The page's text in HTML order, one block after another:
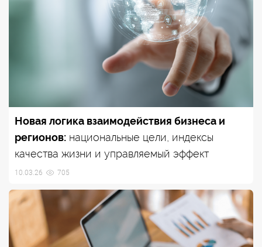
Новая логика взаимодействия бизнеса и
регионов: национальные цели, индексы
качества жизни и управляемый эффект
10.03.26 705